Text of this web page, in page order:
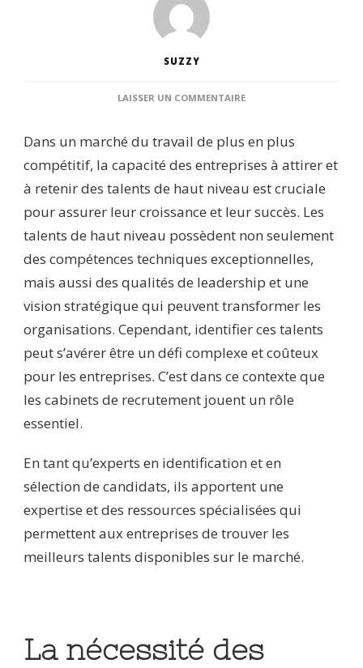
SUZZY
LAISSER UN COMMENTAIRESUR
DES
CABINETS
DE
RECRUTEMENT
L’IDENTIFICATION
DES
DE
HAUT
Dans un marché du travail de plus en plus
compétitif, la capacité des entreprises à attirer et
à retenir des talents de haut niveau est cruciale
pour assurer leur croissance et leur succès. Les
talents de haut niveau possèdent non seulement
des compétences techniques exceptionnelles,
mais aussi des qualités de leadership et une
vision stratégique qui peuvent transformer les
organisations. Cependant, identifier ces talents
peut s’avérer être un défi complexe et coûteux
pour les entreprises. C’est dans ce contexte que
les cabinets de recrutement jouent un rôle
essentiel.
En tant qu’experts en identification et en
sélection de candidats, ils apportent une
expertise et des ressources spécialisées qui
permettent aux entreprises de trouver les
meilleurs talents disponibles sur le marché.
La nécessité des